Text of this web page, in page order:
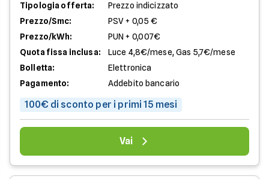
Tipologia offerta:
Prezzo indicizzato
Prezzo/Smc:
PSV + 0,05 €
Prezzo/kWh:
PUN + 0,007€
Quota fissa inclusa:
Luce 4,8€/mese, Gas 5,7€/mese
Bolletta:
Elettronica
Pagamento:
Addebito bancario
100€ di sconto per i primi 15 mesi
Vai